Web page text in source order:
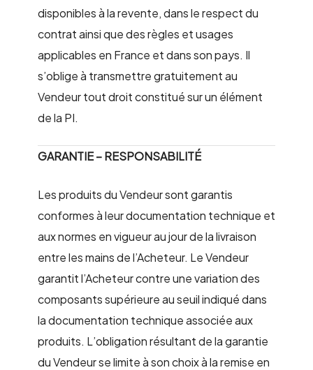
disponibles à la revente, dans le respect du
contrat ainsi que des règles et usages
applicables en France et dans son pays. Il
s’oblige à transmettre gratuitement au
Vendeur tout droit constitué sur un élément
de la PI.
GARANTIE – RESPONSABILITÉ
Les produits du Vendeur sont garantis
conformes à leur documentation technique et
aux normes en vigueur au jour de la livraison
entre les mains de l’Acheteur. Le Vendeur
garantit l’Acheteur contre une variation des
composants supérieure au seuil indiqué dans
la documentation technique associée aux
produits. L’obligation résultant de la garantie
du Vendeur se limite à son choix à la remise en